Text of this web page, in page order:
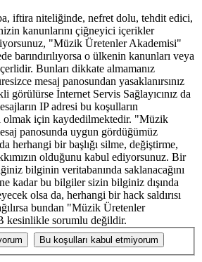
iftira niteliğinde, nefret dolu, tehdit edici,
kanunlarını çiğneyici içerikler
"Müzik Üretenler Akademisi"
barındırılıyorsa o ülkenin kanunları veya
Bunları dikkate almamanız
mesaj panosundan yasaklanırsınız
görülürse İnternet Servis Sağlayıcınız da
IP adresi bu koşulların
olmak için kaydedilmektedir. "Müzik
panosunda uygun gördüğümüz
herhangi bir başlığı silme, değiştirme,
olduğunu kabul ediyorsunuz. Bir
bilginin veritabanında saklanacağını
kadar bu bilgiler sizin bilginiz dışında
olsa da, herhangi bir hack saldırısı
bundan "Müzik Üretenler
kesinlikle sorumlu değildir.